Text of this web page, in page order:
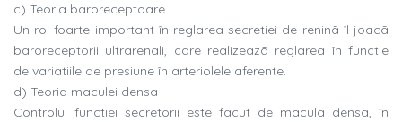
c) Teoria baroreceptoare
Un rol foarte important în reglarea secretiei de reninã îl joacã
baroreceptorii ultrarenali, care realizeazã reglarea în functie
de variatiile de presiune în arteriolele aferente.
d) Teoria maculei densa
Controlul functiei secretorii este fãcut de macula densã, în